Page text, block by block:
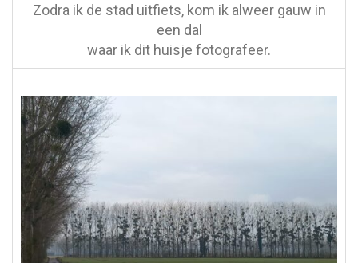
Zodra ik de stad uitfiets, kom ik alweer gauw in
een dal
waar ik dit huisje fotografeer.